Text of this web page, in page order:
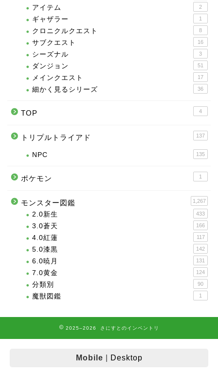
アイテム 2
ギャザラー 1
クロニクルクエスト 8
サブクエスト 16
シーズナル 3
ダンジョン 51
メインクエスト 17
細かく見るシリーズ 36
TOP 4
トリプルトライアド 137
NPC 135
ポケモン 1
モンスター図鑑 1,267
2.0新生 433
3.0蒼天 166
4.0紅蓮 117
5.0漆黒 142
6.0暁月 131
7.0黄金 124
分類別 90
魔獣図鑑 1
2025–2026 さにすとのインベントリ
Mobile Desktop